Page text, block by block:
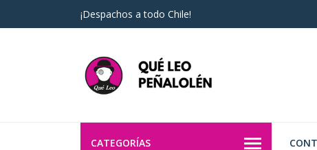
¡Despachos a todo Chile!
CATEGORÍAS